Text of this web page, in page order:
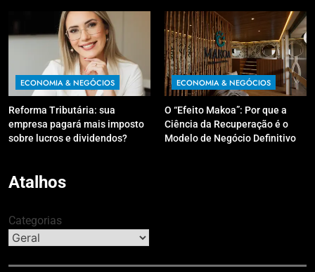
ECONOMIA & NEGÓCIOS
Reforma Tributária: sua
empresa pagará mais imposto
sobre lucros e dividendos?
ECONOMIA & NEGÓCIOS
O “Efeito Makoa”: Por que a
Ciência da Recuperação é o
Modelo de Negócio Definitivo
Atalhos
Categorias